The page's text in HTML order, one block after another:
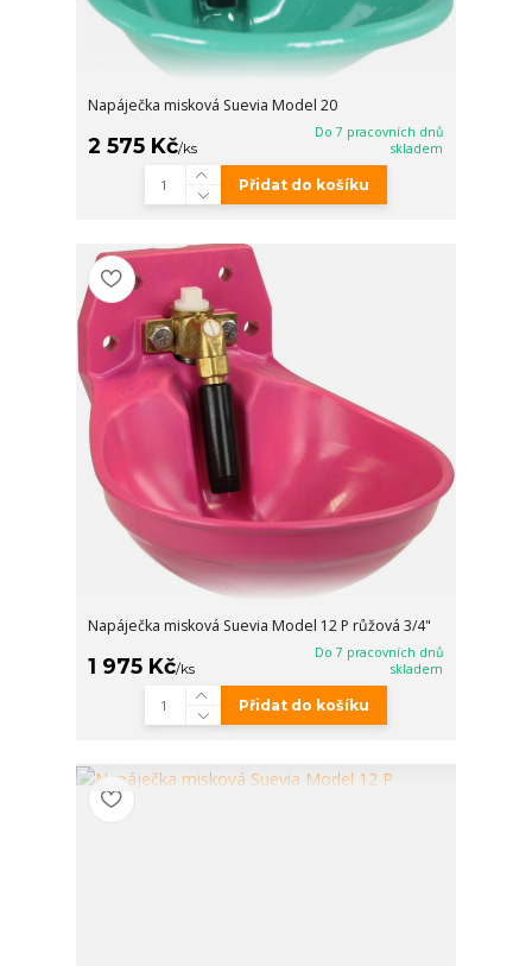
Napáječka misková Suevia Model 20
2 575 Kč/ks
Do 7 pracovních dnů
skladem
Přidat do košíku
Napáječka misková Suevia Model 12 P růžová 3/4"
1 975 Kč/ks
Do 7 pracovních dnů
skladem
Přidat do košíku